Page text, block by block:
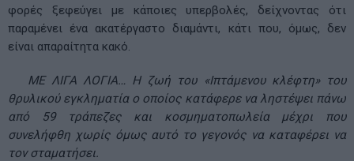
φορές ξεφεύγει με κάποιες υπερβολές, δείχνοντας ότι
παραμένει ένα ακατέργαστο διαμάντι, κάτι που, όμως, δεν
είναι απαραίτητα κακό.
ΜΕ ΛΙΓΑ ΛΟΓΙΑ… H ζωή του «Ιπτάμενου κλέφτη» του
θρυλικού εγκληματία ο οποίος κατάφερε να ληστέψει πάνω
από 59 τράπεζες και κοσμηματοπωλεία μέχρι που
συνελήφθη χωρίς όμως αυτό το γεγονός να καταφέρει να
τον σταματήσει.